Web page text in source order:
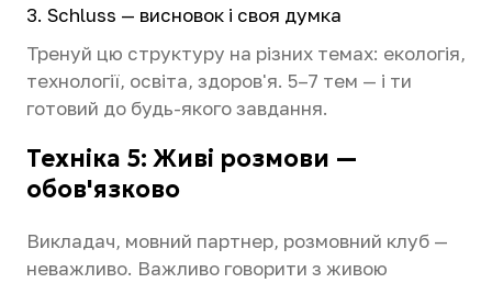
Schluss — висновок і своя думка
Тренуй цю структуру на різних темах: екологія,
технології, освіта, здоров'я. 5–7 тем — і ти
готовий до будь-якого завдання.
Техніка 5: Живі розмови —
обов'язково
Викладач, мовний партнер, розмовний клуб —
неважливо. Важливо говорити з живою